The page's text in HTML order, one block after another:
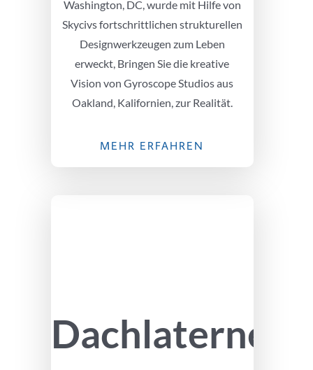
Washington, DC, wurde mit Hilfe von
Skycivs fortschrittlichen strukturellen
Designwerkzeugen zum Leben
erweckt, Bringen Sie die kreative
Vision von Gyroscope Studios aus
Oakland, Kalifornien, zur Realität.
MEHR ERFAHREN
Dachlaterne